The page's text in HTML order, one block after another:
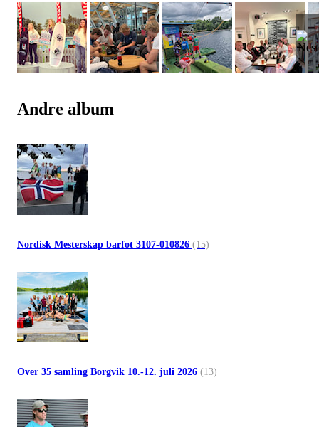
Andre album
Nordisk Mesterskap barfot 3107-010826 (15)
Over 35 samling Borgvik 10.-12. juli 2026 (13)